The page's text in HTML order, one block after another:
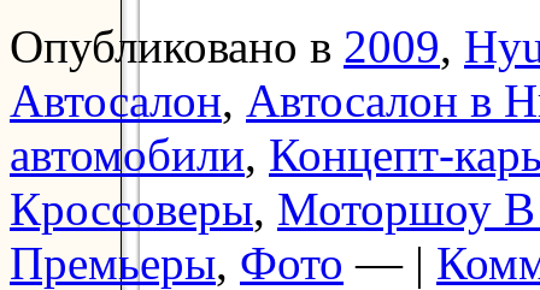
Опубликовано в 2009,
Автосалон, Автосалон в
автомобили, Концепт-
Кроссоверы, Моторшоу
Премьеры, Фото — |